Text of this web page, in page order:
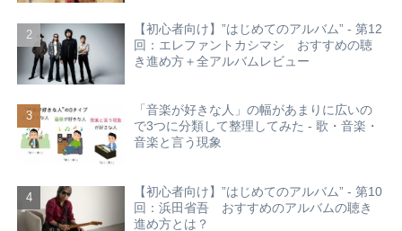
【初心者向け】”はじめてのアルバム” - 第12
回：エレファントカシマシ おすすめの聴
き進め方＋全アルバムレビュー
「音楽が好きな人」の幅があまりに広いの
で3つに分類して整理してみた - 歌・音楽・
音楽と言う現象
【初心者向け】”はじめてのアルバム” - 第10
回：浜田省吾 おすすめのアルバムの聴き
進め方とは？